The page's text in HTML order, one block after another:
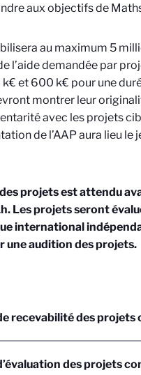
aux objectifs de
au maximum 5
l’aide demandée par
et 600 k€ pour une
montrer leur
avec les projets
de l’AAP aura lieu le
projets est attendu
Les projets seront
international
une audition des projets.
recevabilité des projets
des projets